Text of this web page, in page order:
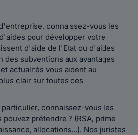
connaissez-vous les
pour développer votre
d'aide de l'Etat ou d'aides
des subventions aux avantages
actualités vous aident au
clair sur toutes ces
particulier, connaissez-vous les
pouvez prétendre ? (RSA, prime
allocations...). Nos juristes